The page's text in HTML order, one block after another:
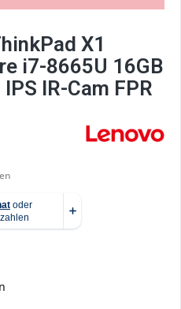
X1
i7-8665U 16GB
IR-Cam FPR